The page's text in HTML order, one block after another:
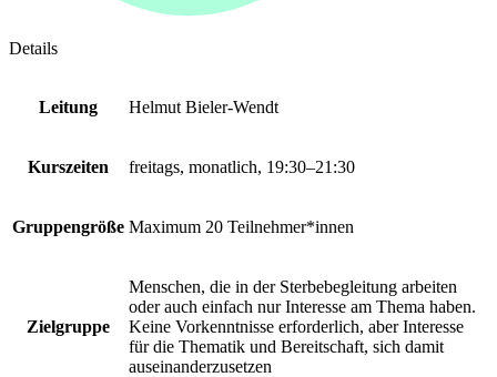
Details
Leitung Helmut Bieler-Wendt
Kurszeiten freitags, monatlich, 19:30–21:30
Gruppengröße Maximum 20 Teilnehmer*innen
Zielgruppe
Menschen, die in der Sterbebegleitung arbeiten
oder auch einfach nur Interesse am Thema haben.
Keine Vorkenntnisse erforderlich, aber Interesse
für die Thematik und Bereitschaft, sich damit
auseinanderzusetzen